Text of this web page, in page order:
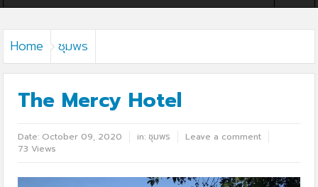
Home ชุมพร
The Mercy Hotel
Date: October 09, 2020 in:ชุมพร
Leave a comment
73 Views